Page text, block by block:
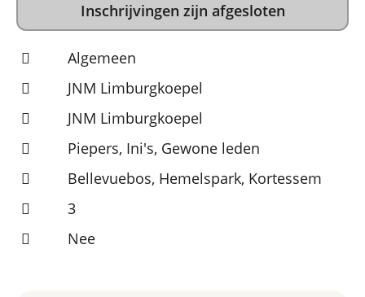
Inschrijvingen zijn afgesloten
Algemeen
JNM Limburgkoepel
JNM Limburgkoepel
Piepers, Ini's, Gewone leden
Bellevuebos, Hemelspark, Kortessem
3
Nee